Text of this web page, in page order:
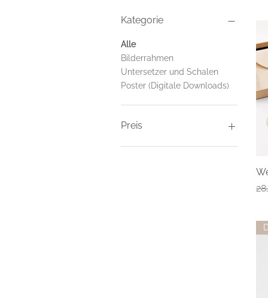
Kategorie
Alle
Bilderrahmen
Untersetzer und Schalen
Poster (Digitale Downloads)
Preis